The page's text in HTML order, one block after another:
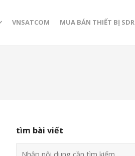
VNSATCOM MUA BÁN THIẾT BỊ SDR
tìm bài viết